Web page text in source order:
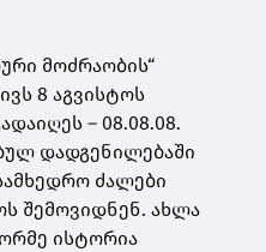
მოძრაობის“
8 აგვისტოს
– 08.08.08.
დადგენილებაში
ძალები
შემოვიდნენ. ახლა
ისტორია